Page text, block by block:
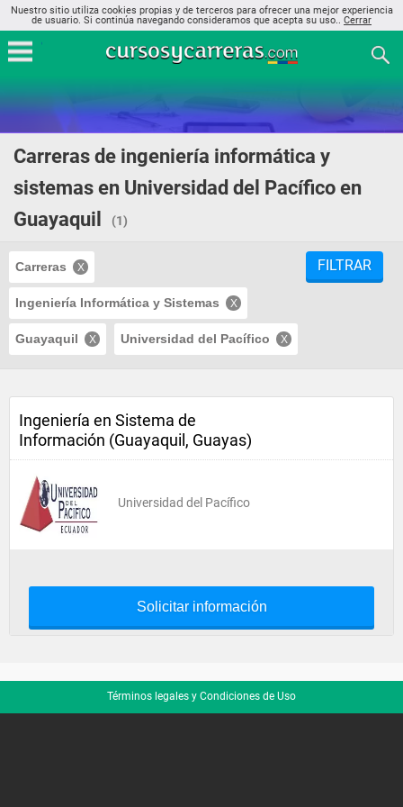
Nuestro sitio utiliza cookies propias y de terceros para ofrecer una mejor experiencia
de usuario. Si continúa navegando consideramos que acepta su uso.. Cerrar
Carreras de ingeniería informática y
sistemas en Universidad del Pacífico en
Guayaquil
(1)
Carreras
Ingeniería Informática y Sistemas
Guayaquil Universidad del Pacífico
FILTRAR
Ingeniería en Sistema de
Información (Guayaquil, Guayas)
Universidad del Pacífico
Solicitar información
Términos legales y Condiciones de Uso